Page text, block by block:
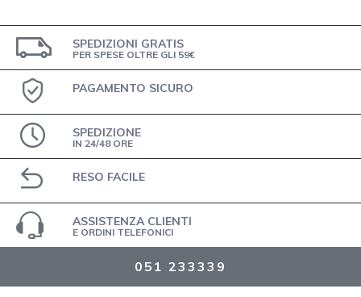
SPEDIZIONI GRATIS
PER SPESE OLTRE GLI 59€
PAGAMENTO SICURO
SPEDIZIONE
IN 24/48 ORE
RESO FACILE
ASSISTENZA CLIENTI
E ORDINI TELEFONICI
051 233339